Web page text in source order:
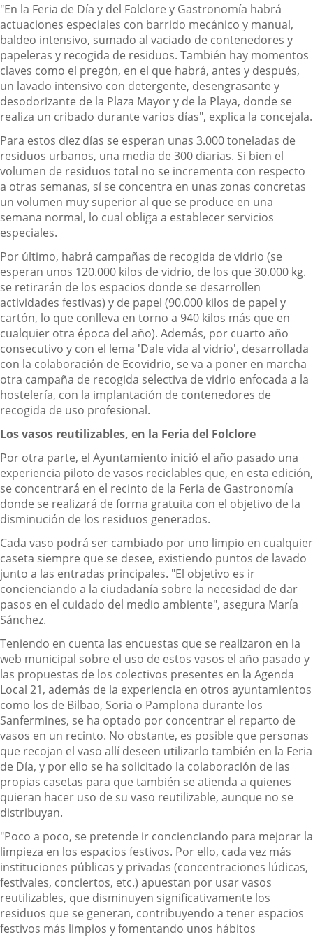
"En la Feria de Día y del Folclore y Gastronomía habrá
actuaciones especiales con barrido mecánico y manual,
baldeo intensivo, sumado al vaciado de contenedores y
papeleras y recogida de residuos. También hay momentos
claves como el pregón, en el que habrá, antes y después,
un lavado intensivo con detergente, desengrasante y
desodorizante de la Plaza Mayor y de la Playa, donde se
realiza un cribado durante varios días", explica la concejala.
Para estos diez días se esperan unas 3.000 toneladas de
residuos urbanos, una media de 300 diarias. Si bien el
volumen de residuos total no se incrementa con respecto
a otras semanas, sí se concentra en unas zonas concretas
un volumen muy superior al que se produce en una
semana normal, lo cual obliga a establecer servicios
especiales.
Por último, habrá campañas de recogida de vidrio (se
esperan unos 120.000 kilos de vidrio, de los que 30.000 kg.
se retirarán de los espacios donde se desarrollen
actividades festivas) y de papel (90.000 kilos de papel y
cartón, lo que conlleva en torno a 940 kilos más que en
cualquier otra época del año). Además, por cuarto año
consecutivo y con el lema 'Dale vida al vidrio', desarrollada
con la colaboración de Ecovidrio, se va a poner en marcha
otra campaña de recogida selectiva de vidrio enfocada a la
hostelería, con la implantación de contenedores de
recogida de uso profesional.
Los vasos reutilizables, en la Feria del Folclore
Por otra parte, el Ayuntamiento inició el año pasado una
experiencia piloto de vasos reciclables que, en esta edición,
se concentrará en el recinto de la Feria de Gastronomía
donde se realizará de forma gratuita con el objetivo de la
disminución de los residuos generados.
Cada vaso podrá ser cambiado por uno limpio en cualquier
caseta siempre que se desee, existiendo puntos de lavado
junto a las entradas principales. "El objetivo es ir
concienciando a la ciudadanía sobre la necesidad de dar
pasos en el cuidado del medio ambiente", asegura María
Sánchez.
Teniendo en cuenta las encuestas que se realizaron en la
web municipal sobre el uso de estos vasos el año pasado y
las propuestas de los colectivos presentes en la Agenda
Local 21, además de la experiencia en otros ayuntamientos
como los de Bilbao, Soria o Pamplona durante los
Sanfermines, se ha optado por concentrar el reparto de
vasos en un recinto. No obstante, es posible que personas
que recojan el vaso allí deseen utilizarlo también en la Feria
de Día, y por ello se ha solicitado la colaboración de las
propias casetas para que también se atienda a quienes
quieran hacer uso de su vaso reutilizable, aunque no se
distribuyan.
"Poco a poco, se pretende ir concienciando para mejorar la
limpieza en los espacios festivos. Por ello, cada vez más
instituciones públicas y privadas (concentraciones lúdicas,
festivales, conciertos, etc.) apuestan por usar vasos
reutilizables, que disminuyen significativamente los
residuos que se generan, contribuyendo a tener espacios
festivos más limpios y fomentando unos hábitos